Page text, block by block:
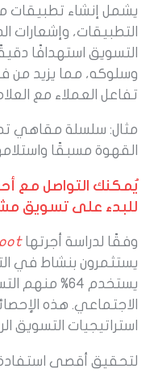
يشمل إنشاء تطبيقات
التطبيقات، وإشعارات
التسويق استهدافًا
وسلوكه، مما يزيد من
تفاعل العملاء مع
مثال: سلسلة مقاهي
القهوة مسبقًا
يُمكنك التواصل مع أحد
للبدء على تسويق
وفقًا لدراسة أجرتها
يستثمرون بنشاط في
يستخدم 64%
الاجتماعي. هذه
استراتيجيات التسويق
لتحقيق أقصى